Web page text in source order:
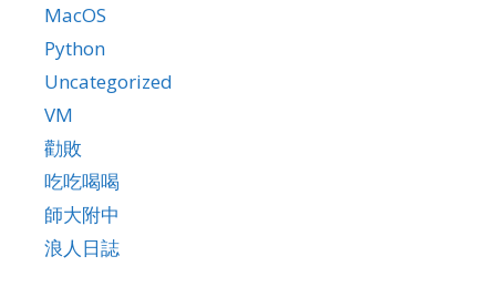
MacOS
Python
Uncategorized
VM
勸敗
吃吃喝喝
師大附中
浪人日誌